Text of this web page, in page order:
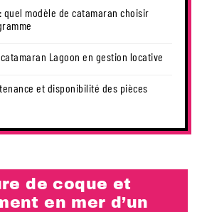
quel modèle de catamaran choisir
Lagoon en gestion locative
et disponibilité des pièces
de coque et
en mer d’un